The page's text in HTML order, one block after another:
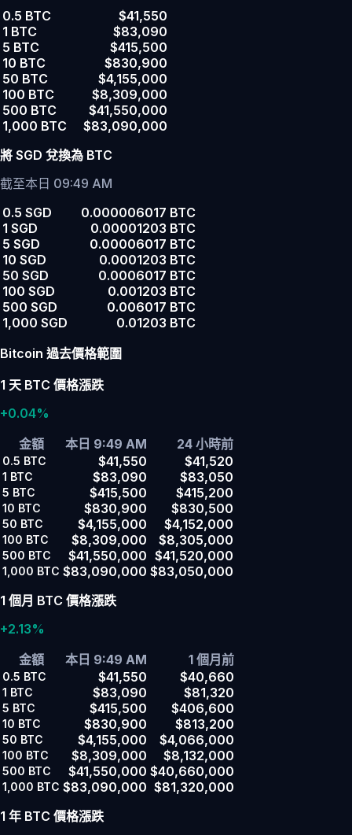
0.5 BTC
$41,550
1 BTC
$83,090
5 BTC
$415,500
10 BTC
$830,900
50 BTC
$4,155,000
100 BTC
$8,309,000
500 BTC
$41,550,000
1,000 BTC
$83,090,000
將 SGD 兌換為 BTC
截至本日 09:49 AM
0.5 SGD
0.000006017 BTC
1 SGD
0.00001203 BTC
5 SGD
0.00006017 BTC
10 SGD
0.0001203 BTC
50 SGD
0.0006017 BTC
100 SGD
0.001203 BTC
500 SGD
0.006017 BTC
1,000 SGD
0.01203 BTC
Bitcoin 過去價格範圍
1 天 BTC 價格漲跌
+0.04%
金額
本日 9:49 AM 24 小時前
0.5 BTC $41,550 $41,520
1 BTC $83,090 $83,050
5 BTC $415,500 $415,200
10 BTC $830,900 $830,500
50 BTC $4,155,000 $4,152,000
100 BTC $8,309,000 $8,305,000
500 BTC $41,550,000 $41,520,000
1,000 BTC $83,090,000 $83,050,000
1 個月 BTC 價格漲跌
+2.13%
金額
本日 9:49 AM 1 個月前
0.5 BTC $41,550 $40,660
1 BTC $83,090 $81,320
5 BTC $415,500 $406,600
10 BTC $830,900 $813,200
50 BTC $4,155,000 $4,066,000
100 BTC $8,309,000 $8,132,000
500 BTC $41,550,000 $40,660,000
1,000 BTC $83,090,000 $81,320,000
1 年 BTC 價格漲跌